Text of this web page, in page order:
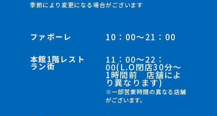
季節により変更になる場合がございます
ファボーレ 10：00～21：00
本館1階レスト
ラン街
11：00～22：
00(L.O閉店30分～
1時間前 店舗によ
り異なります)
※一部営業時間の異なる店舗
がございます。